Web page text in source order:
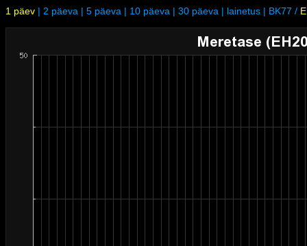
1 päev | 2 päeva | 5 päeva | 10 päeva | 30 päeva | lainetus | BK77 /